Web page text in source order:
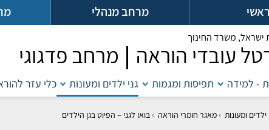
ראשי מרחב מנהלי
ישראל, משרד החינוך
עובדי הוראה מרחב פדגוגי
- למידה תפיסות ומגמות גני ילדים ומעונות כלי עזר
ילדים ומעונות ›מאגר חומרי הוראה ›בואו לגני – הפיוט בגן הילדים